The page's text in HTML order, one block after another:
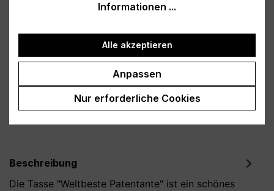
weiß
schwarz rosa lila
Produkt Anzahl: Gib den gewünschten
In den Warenkorb
Produktnummer:T800146-04
Beschreibung
Die Tasse "Weltbeste Patentante" ist ein schönes
Informationen ...
Alle akzeptieren
Anpassen
Nur erforderliche Cookies